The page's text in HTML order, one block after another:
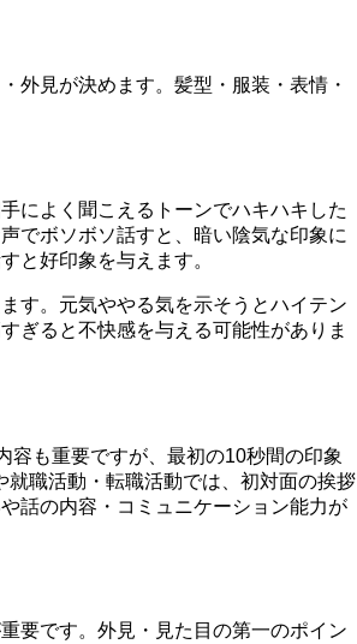
外見が決めます。髪型・服装・表情・
によく聞こえるトーンでハキハキした
でボソボソ話すと、暗い陰気な印象に
と好印象を与えます。
す。元気ややる気を示そうとハイテン
ぎると不快感を与える可能性がありま
容も重要ですが、最初の10秒間の印象
職活動・転職活動では、初対面の挨拶
話の内容・コミュニケーション能力が
要です。外見・見た目の第一のポイン